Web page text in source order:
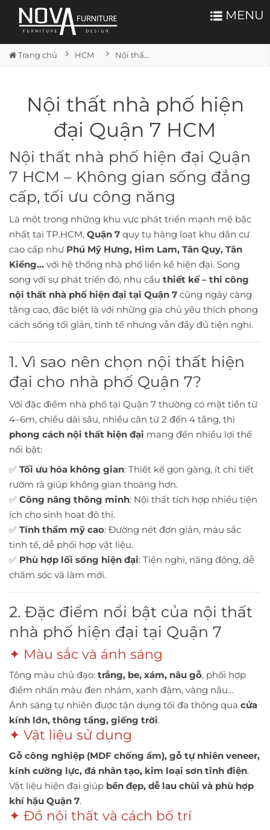
MENU
Trang chủ HCM Nội thất nhà phố hiện đại Quận 7 HCM
Nội thất nhà phố hiện
đại Quận 7 HCM
Nội thất nhà phố hiện đại Quận
7 HCM – Không gian sống đẳng
cấp, tối ưu công năng
Là một trong những khu vực phát triển mạnh mẽ bậc
nhất tại TP.HCM, Quận 7 quy tụ hàng loạt khu dân cư
cao cấp như Phú Mỹ Hưng, Him Lam, Tân Quy, Tân
Kiểng... với hệ thống nhà phố liền kề hiện đại. Song
song với sự phát triển đó, nhu cầu thiết kế – thi công
nội thất nhà phố hiện đại tại Quận 7 cũng ngày càng
tăng cao, đặc biệt là với những gia chủ yêu thích phong
cách sống tối giản, tinh tế nhưng vẫn đầy đủ tiện nghi.
1. Vì sao nên chọn nội thất hiện
đại cho nhà phố Quận 7?
Với đặc điểm nhà phố tại Quận 7 thường có mặt tiền từ
4–6m, chiều dài sâu, nhiều căn từ 2 đến 4 tầng, thì
phong cách nội thất hiện đại mang đến nhiều lợi thế
nổi bật:
✅ Tối ưu hóa không gian: Thiết kế gọn gàng, ít chi tiết
rườm rà giúp không gian thoáng hơn.
✅ Công năng thông minh: Nội thất tích hợp nhiều tiện
ích cho sinh hoạt đô thị.
✅ Tính thẩm mỹ cao: Đường nét đơn giản, màu sắc
tinh tế, dễ phối hợp vật liệu.
✅ Phù hợp lối sống hiện đại: Tiện nghi, năng động, dễ
chăm sóc và làm mới.
2. Đặc điểm nổi bật của nội thất
nhà phố hiện đại tại Quận 7
✦ Màu sắc và ánh sáng
Tông màu chủ đạo: trắng, be, xám, nâu gỗ, phối hợp
điểm nhấn màu đen nhám, xanh đậm, vàng nâu…
Ánh sáng tự nhiên được tận dụng tối đa thông qua cửa
kính lớn, thông tầng, giếng trời.
✦ Vật liệu sử dụng
Gỗ công nghiệp (MDF chống ẩm), gỗ tự nhiên veneer,
kính cường lực, đá nhân tạo, kim loại sơn tĩnh điện.
Vật liệu hiện đại giúp bền đẹp, dễ lau chùi và phù hợp
khí hậu Quận 7.
✦ Đồ nội thất và cách bố trí